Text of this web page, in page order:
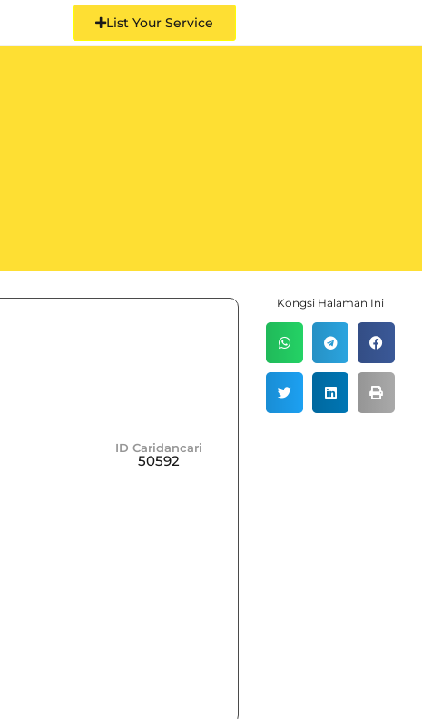
List Your Service
ID Caridancari
50592
Kongsi Halaman Ini